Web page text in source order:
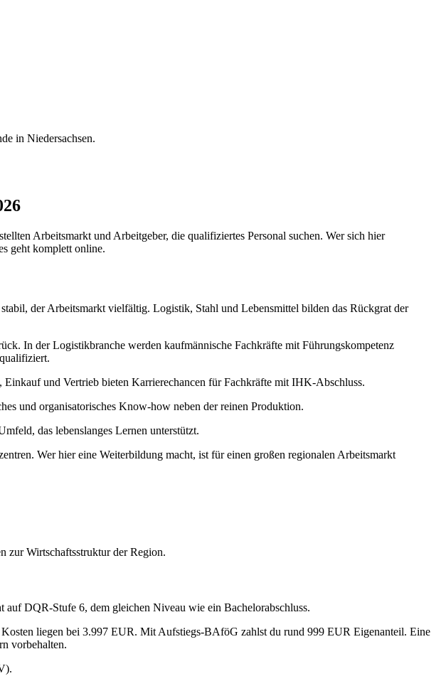
in Niedersachsen.
Arbeitsmarkt und Arbeitgeber, die qualifiziertes Personal suchen. Wer sich hier
geht komplett online.
der Arbeitsmarkt vielfältig. Logistik, Stahl und Lebensmittel bilden das Rückgrat der
In der Logistikbranche werden kaufmännische Fachkräfte mit Führungskompetenz
und Vertrieb bieten Karrierechancen für Fachkräfte mit IHK-Abschluss.
und organisatorisches Know-how neben der reinen Produktion.
das lebenslanges Lernen unterstützt.
Wer hier eine Weiterbildung macht, ist für einen großen regionalen Arbeitsmarkt
zur Wirtschaftsstruktur der Region.
DQR-Stufe 6, dem gleichen Niveau wie ein Bachelorabschluss.
liegen bei 3.997 EUR. Mit Aufstiegs-BAföG zahlst du rund 999 EUR Eigenanteil. Eine
vorbehalten.